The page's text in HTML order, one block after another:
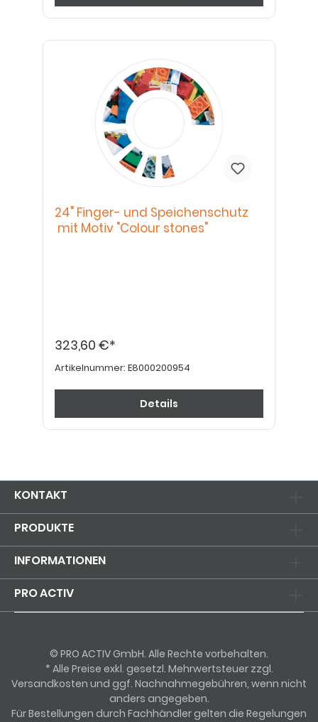
24" Finger- und Speichenschutz
mit Motiv "Colour stones"
323,60 €*
Artikelnummer: E8000200954
Details
KONTAKT
PRODUKTE
INFORMATIONEN
PRO ACTIV
© PRO ACTIV GmbH. Alle Rechte vorbehalten.
* Alle Preise exkl. gesetzl. Mehrwertsteuer zzgl.
Versandkosten und ggf. Nachnahmegebühren, wenn nicht
anders angegeben.
Für Bestellungen durch Fachhändler gelten die Regelungen